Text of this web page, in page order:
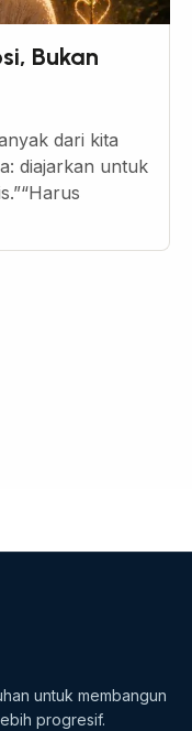
Bukan
dari kita
diajarkan untuk
untuk membangun
progresif.